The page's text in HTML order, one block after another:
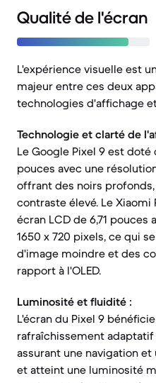
Qualité de l'écran
L'expérience visuelle est
majeur entre ces deux
technologies d'affichage
Technologie et clarté de
Le Google Pixel 9 est doté
pouces avec une
offrant des noirs
contraste élevé. Le Xiaomi
écran LCD de 6,71 pouces
1650 x 720 pixels, ce qui
d'image moindre et des
rapport à l'OLED.
Luminosité et fluidité :
L'écran du Pixel 9
rafraîchissement adaptatif
assurant une navigation
et atteint une luminosité